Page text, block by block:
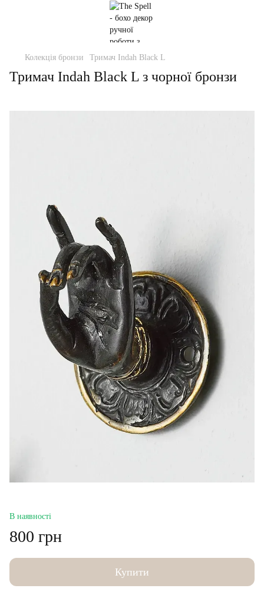
Колекція бронзи Тримач Indah Black L
Тримач Indah Black L з чорної бронзи
В наявності
800 грн
Купити